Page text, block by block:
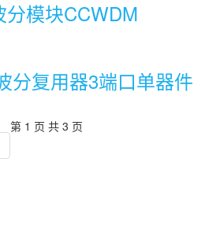
模块CCWDM
分复用器3端口单器件
第 1 页 共 3 页